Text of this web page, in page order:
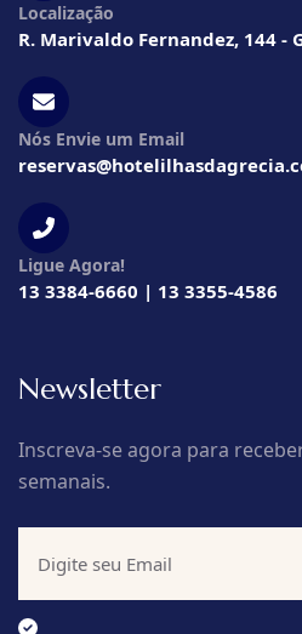
Localização
R. Marivaldo Fernandez, 144 -
Nós Envie um Email
Ligue Agora!
13 3384-6660 | 13 3355-4586
Newsletter
Inscreva-se agora para
semanais.